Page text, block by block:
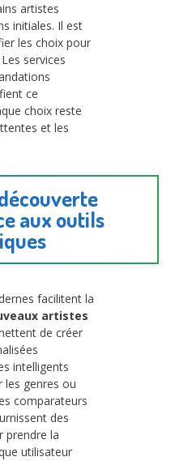
artistes
initiales. Il est
les choix pour
services
ce
choix reste
et les
aux outils
facilitent la
artistes
de créer
intelligents
les genres ou
comparateurs
des
prendre la
utilisateur